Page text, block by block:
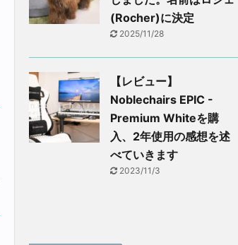
(Rocher)に決定
2025/11/28
【レビュー】
Noblechairs EPIC -
Premium Whiteを購
入、2年使用の感想を述
べていきます
2023/11/3